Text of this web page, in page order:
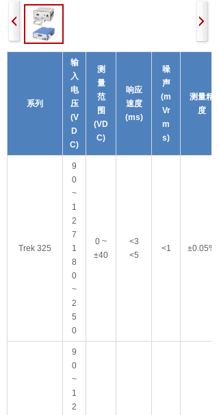
系列
输
入
电
压
(V
D
C)
测
量
范
围
(VD
C)
响应
速度
(ms)
噪
声
(m
Vr
m
s)
测量精
度
Trek 325
9
0
~
1
2
7
1
8
0
~
2
5
0
0 ~
±40
<3
<5
<1 ±0.05%
9
0
~
1
2